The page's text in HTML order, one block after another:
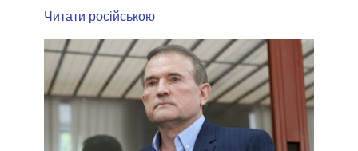
Читати російською